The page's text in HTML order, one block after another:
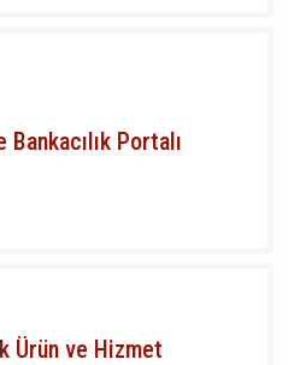
Bankacılık Portalı
Ürün ve Hizmet